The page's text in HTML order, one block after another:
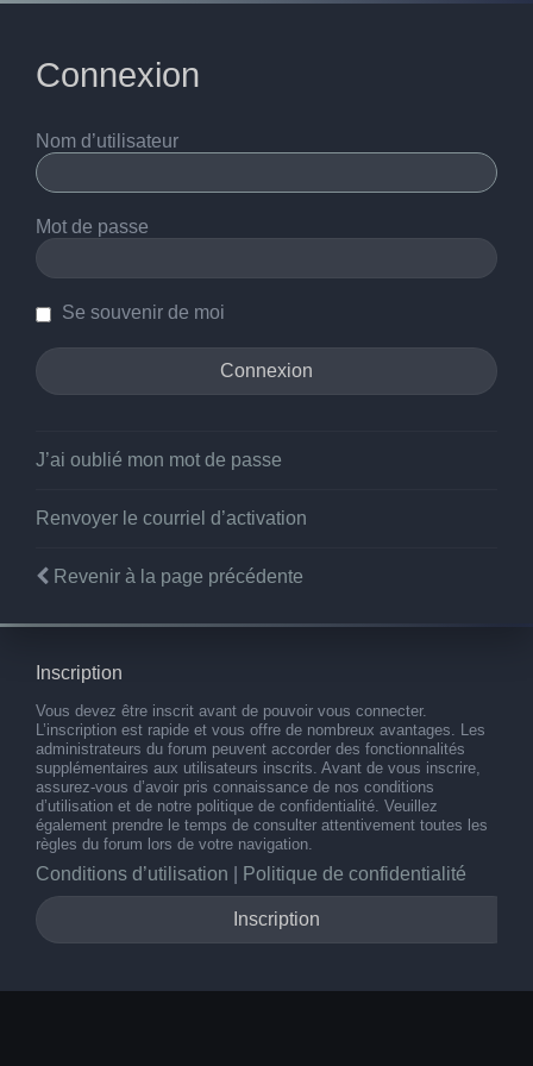
Connexion
Nom d’utilisateur
Mot de passe
Se souvenir de moi
J’ai oublié mon mot de passe
Renvoyer le courriel d’activation
Revenir à la page précédente
Inscription
Vous devez être inscrit avant de pouvoir vous connecter.
L’inscription est rapide et vous offre de nombreux avantages. Les
administrateurs du forum peuvent accorder des fonctionnalités
supplémentaires aux utilisateurs inscrits. Avant de vous inscrire,
assurez-vous d’avoir pris connaissance de nos conditions
d’utilisation et de notre politique de confidentialité. Veuillez
également prendre le temps de consulter attentivement toutes les
règles du forum lors de votre navigation.
Conditions d’utilisation Politique de confidentialité
Inscription